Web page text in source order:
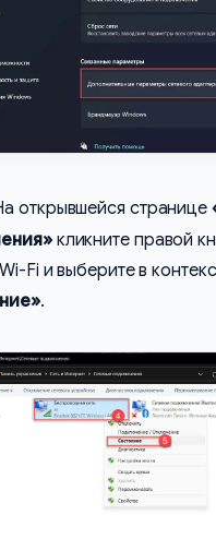
открывшейся странице
кликните правой
Fi и выберите в
.